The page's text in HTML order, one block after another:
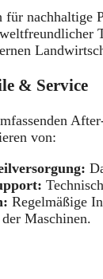
für nachhaltige
& Service
von:
Regelmäßige
Maschinen.